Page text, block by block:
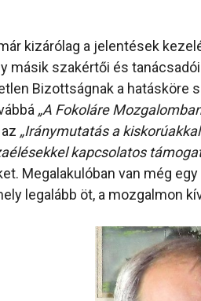
kizárólag a jelentések
másik szakértői és
Bizottságnak a hatásköre
„A Fokoláre
„Iránymutatás a
kapcsolatos
Megalakulóban van még
legalább öt, a mozgalmon